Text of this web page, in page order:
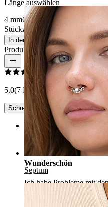
Septum
Länge auswählen
4 mm6 mm8 mm
Stückzahl: 1 Ändern
In den Warenkorb
Produktbewertungen
5.0(7 Bewertungen)
Schreibe eine Bewertung
Rating
Wunderschön
Ich habe Probleme mit
habe ein geschlossenes
gemacht, und obwohl